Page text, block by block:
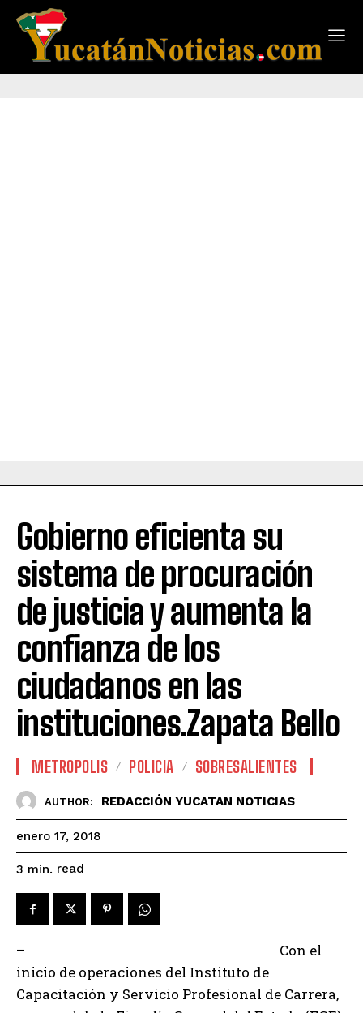
Gobierno eficienta su
sistema de procuración
de justicia y aumenta la
confianza de los
ciudadanos en las
instituciones.Zapata Bello
METROPOLIS POLICIA SOBRESALIENTES
AUTHOR: REDACCIÓN YUCATAN NOTICIAS
enero 17, 2018
3 min. read
–
Con el
inicio de operaciones del Instituto de
Capacitación y Servicio Profesional de Carrera,